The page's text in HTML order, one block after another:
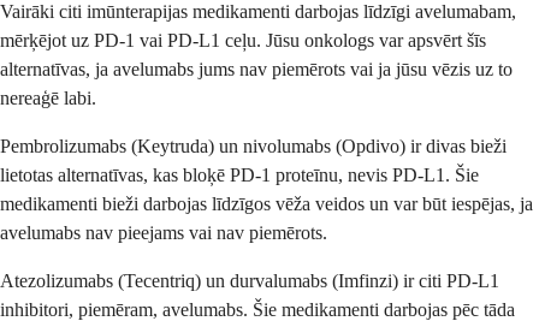
Vairāki citi imūnterapijas medikamenti darbojas līdzīgi avelumabam,
mērķējot uz PD-1 vai PD-L1 ceļu. Jūsu onkologs var apsvērt šīs
alternatīvas, ja avelumabs jums nav piemērots vai ja jūsu vēzis uz to
nereaģē labi.
Pembrolizumabs (Keytruda) un nivolumabs (Opdivo) ir divas bieži
lietotas alternatīvas, kas bloķē PD-1 proteīnu, nevis PD-L1. Šie
medikamenti bieži darbojas līdzīgos vēža veidos un var būt iespējas, ja
avelumabs nav pieejams vai nav piemērots.
Atezolizumabs (Tecentriq) un durvalumabs (Imfinzi) ir citi PD-L1
inhibitori, piemēram, avelumabs. Šie medikamenti darbojas pēc tāda